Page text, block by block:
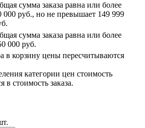
сумма заказа равна или более
000 руб., но не превышает 149 999
сумма заказа равна или более
000 руб.
в корзину цены пересчитываются
категории цен стоимость
в стоимость заказа.